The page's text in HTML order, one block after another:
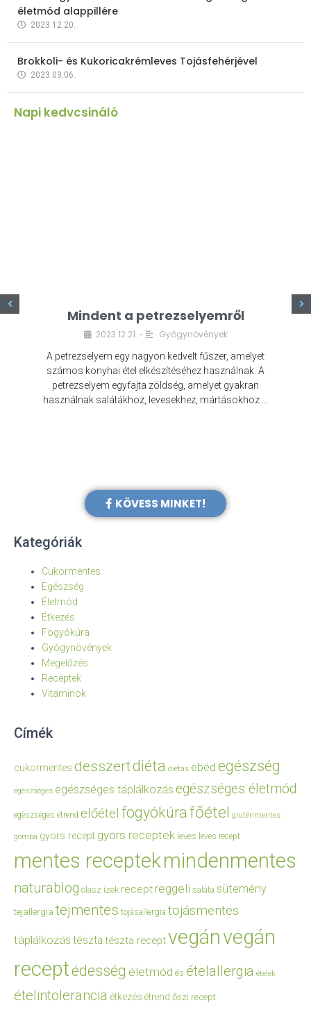
életmód alappillére
2023.12.20.
Brokkoli- és Kukoricakrémleves Tojásfehérjével
2023.03.06.
Napi kedvcsináló
Mindent a petrezselyemről
2023.12.21. • Gyógynövények
A petrezselyem egy nagyon kedvelt fűszer, amelyet
számos konyhai étel elkészítéséhez használnak. A
petrezselyem egyfajta zöldség, amelyet gyakran
használnak salátákhoz, levesekhez, mártásokhoz …
KÖVESS MINKET!
Kategóriák
Cukormentes
Egészség
Életmód
Étkezés
Fogyókúra
Gyógynövények
Megelőzés
Receptek
Vitaminok
Címék
cukormentes desszertdiéta diétás ebéd egészség
egészséges egészséges táplálkozás egészséges életmód
egészséges étrend előétel fogyókúrafőétel gluténmentes
gomba gyors recept gyors receptek leves leves recept
mentes receptekmindenmentes
naturablog olasz ízek recept reggeli saláta sütemény
tejallergia tejmentes tojásallergia tojásmentes
táplálkozás tészta tészta receptvegánvegán
receptédesség életmód és ételallergia ételek
ételintolerancia étkezés étrend őszi recept